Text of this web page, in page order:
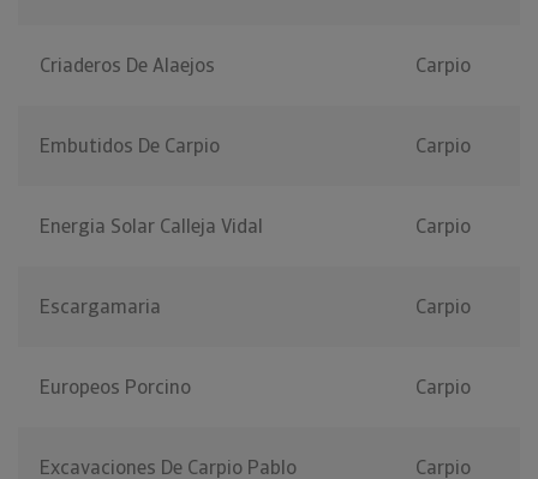
Criaderos De Alaejos Carpio
Embutidos De Carpio Carpio
Energia Solar Calleja Vidal Carpio
Escargamaria Carpio
Europeos Porcino Carpio
Excavaciones De Carpio Pablo Carpio